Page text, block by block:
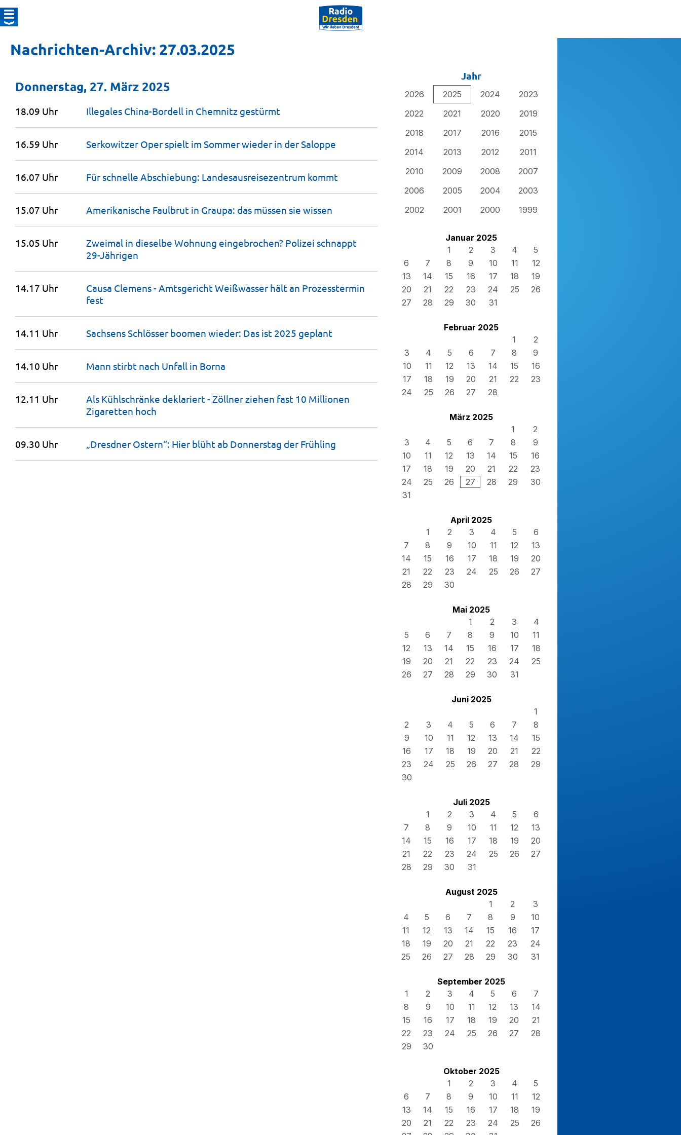
Nachrichten-Archiv: 27.03.2025
Jahr
2026 2025 2024
2023
2022
2021 2020
2019
2018
2017 2016
2015
2014
2013 2012
2011
2010
2009 2008
2007
2006
2005 2004
2003
2002
2001 2000 1999
Januar 2025
1
2 3 4
5
6
7 8 9 10 11
12
13
14 15 16 17 18
19
20
21 22 23 24 25
26
27
28 29 30 31
Februar 2025
1
2
3
4 5 6 7 8
9
10
11 12 13 14 15
16
17
18 19 20 21 22
23
24
25 26 27 28
März 2025
1
2
3
4 5 6 7 8
9
10
11 12 13 14 15
16
17
18 19 20 21 22
23
24
25 26 27 28 29
30
31
April 2025
1
2 3 4 5
6
7
8 9 10 11 12
13
14
15 16 17 18 19
20
21
22 23 24 25 26
27
28
29 30
Mai 2025
1
2 3
4
5
6 7 8 9 10
11
12
13 14 15 16 17
18
19
20 21 22 23 24
25
26
27 28 29 30 31
Juni 2025
1
2
3 4 5 6 7
8
9
10 11 12 13 14
15
16
17 18 19 20 21
22
23
24 25 26 27 28
29
30
Juli 2025
1
2 3 4 5
6
7
8 9 10 11 12
13
14
15 16 17 18 19
20
21
22 23 24 25 26
27
28
29 30 31
August 2025
1
2
3
4
5 6 7 8 9
10
11
12 13 14 15 16
17
18
19 20 21 22 23
24
25
26 27 28 29 30 31
September 2025
1
2 3 4 5 6
7
8
9 10 11 12 13
14
15
16 17 18 19 20
21
22
23 24 25 26 27
28
29
30
Oktober 2025
1
2 3 4
5
6
7 8 9 10 11
12
13
14 15 16 17 18
19
20
21 22 23 24 25
26
Donnerstag, 27. März 2025
18.09 Uhr Illegales China-Bordell in Chemnitz gestürmt
16.59 Uhr Serkowitzer Oper spielt im Sommer wieder in derSaloppe
16.07 Uhr Für schnelle Abschiebung: Landesausreisezentrum kommt
15.07 Uhr Amerikanische Faulbrut in Graupa: das müssen sie wissen
15.05 Uhr
Zweimal in dieselbe Wohnung eingebrochen? Polizei schnappt
29-Jährigen
14.17 Uhr
Causa Clemens - Amtsgericht Weißwasser hält an Prozesstermin
fest
14.11 Uhr Sachsens Schlösser boomen wieder: Das ist 2025 geplant
14.10 Uhr Mann stirbt nach Unfall in Borna
12.11 Uhr
Als Kühlschränke deklariert - Zöllner ziehen fast 10 Millionen
Zigaretten hoch
09.30 Uhr „Dresdner Ostern“: Hier blüht ab Donnerstag der Frühling